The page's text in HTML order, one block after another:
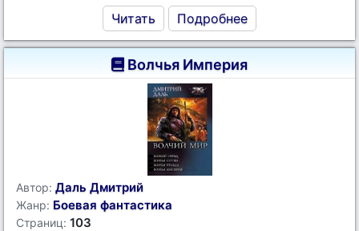
Читать Подробнее
Волчья Империя
Автор: Даль Дмитрий
Жанр: Боевая фантастика
Страниц: 103